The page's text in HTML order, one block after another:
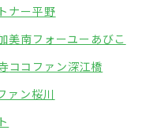
ナー平野
美南フォーユーあびこ
ココファン深江橋
ァン桜川